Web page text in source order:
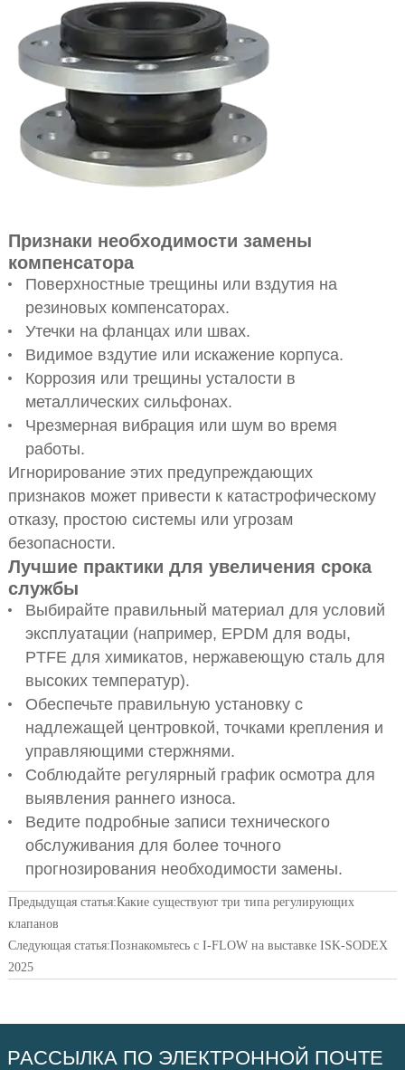
Признаки необходимости замены
компенсатора
Поверхностные трещины или вздутия на
резиновых компенсаторах.
Утечки на фланцах или швах.
Видимое вздутие или искажение корпуса.
Коррозия или трещины усталости в
металлических сильфонах.
Чрезмерная вибрация или шум во время
работы.
Игнорирование этих предупреждающих
признаков может привести к катастрофическому
отказу, простою системы или угрозам
безопасности.
Лучшие практики для увеличения срока
службы
Выбирайте правильный материал для условий
эксплуатации (например, EPDM для воды,
PTFE для химикатов, нержавеющую сталь для
высоких температур).
Обеспечьте правильную установку с
надлежащей центровкой, точками крепления и
управляющими стержнями.
Соблюдайте регулярный график осмотра для
выявления раннего износа.
Ведите подробные записи технического
обслуживания для более точного
прогнозирования необходимости замены.
Предыдущая статья:Какие существуют три типа регулирующих
клапанов
Следующая статья:Познакомьтесь с I-FLOW на выставке ISK-SODEX
2025
РАССЫЛКА ПО ЭЛЕКТРОННОЙ ПОЧТЕ